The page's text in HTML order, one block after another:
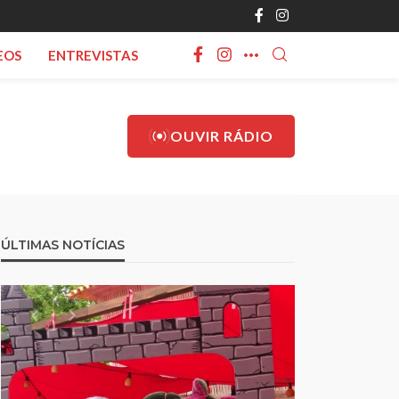
ENTREVISTAS
OUVIR RÁDIO
ÚLTIMAS NOTÍCIAS